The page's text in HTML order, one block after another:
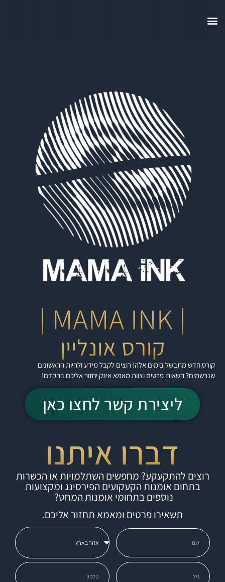
| MAMA INK |
קורס אונליין
קורס חדש מתבשל בימים אלה! רוצים לקבל מידע ולהיות הראשונים
שנרשמים? השאירו פרטים וצוות מאמא אינק יחזור אליכם בהקדם!
ליצירת קשר לחצו כאן
דברו איתנו
רוצים להתקעקע? מחפשים השתלמויות או הכשרות
בתחום אומנות הקעקועים הפירסינג ומקצועות
נוספים בתחומי אומנות המחט?
תשאירו פרטים ומאמא תחזור אליכם.